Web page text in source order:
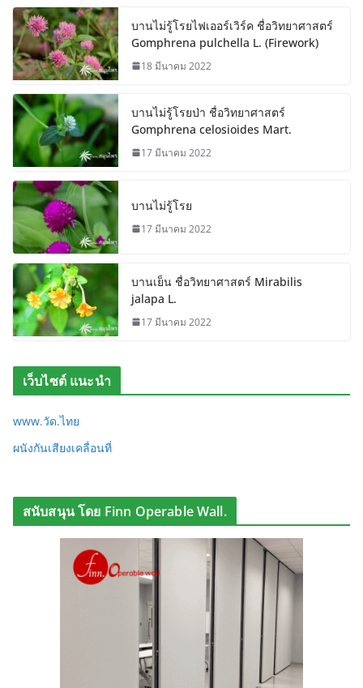
บานไม่รู้โรยไฟเออร์เวิร์ค ชื่อวิทยาศาสตร์
Gomphrena pulchella L. (Firework)
18 มีนาคม 2022
บานไม่รู้โรยป่า ชื่อวิทยาศาสตร์
Gomphrena celosioides Mart.
17 มีนาคม 2022
บานไม่รู้โรย
17 มีนาคม 2022
บานเย็น ชื่อวิทยาศาสตร์ Mirabilis
jalapa L.
17 มีนาคม 2022
เว็บไซต์ แนะนำ
www.วัด.ไทย
ผนังกันเสียงเคลื่อนที่
สนับสนุน โดย Finn Operable Wall.